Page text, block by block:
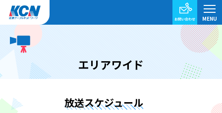
エリアワイド
放送スケジュール